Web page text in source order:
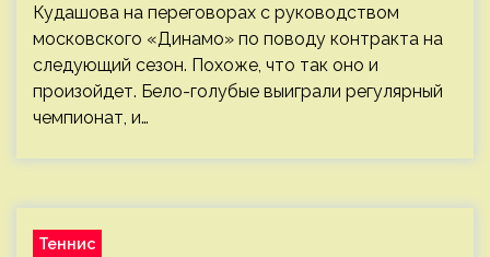
Кудашова на переговорах с руководством
московского «Динамо» по поводу контракта на
следующий сезон. Похоже, что так оно и
произойдет. Бело-голубые выиграли регулярный
чемпионат, и…
Теннис